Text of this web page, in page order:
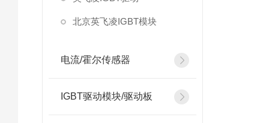
北京英飞凌IGBT模块
电流/霍尔传感器
IGBT驱动模块/驱动板